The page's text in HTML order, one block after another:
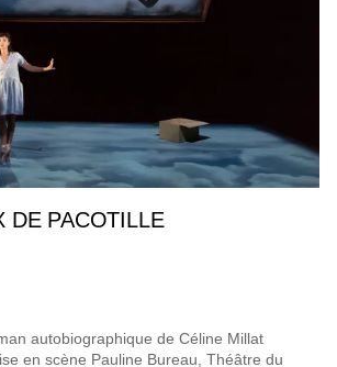
DE PACOTILLE
autobiographique de Céline Millat
en scène Pauline Bureau , Théâtre du